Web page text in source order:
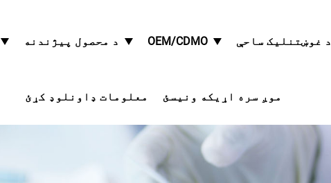
د محصول پیژندنه OEM/CDMO د غوښتنلیک ساحې
معلومات ډاونلوډ کړئ موږ سره اړیکه ونیسئ